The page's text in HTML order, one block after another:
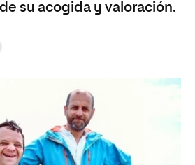
su acogida y valoración.